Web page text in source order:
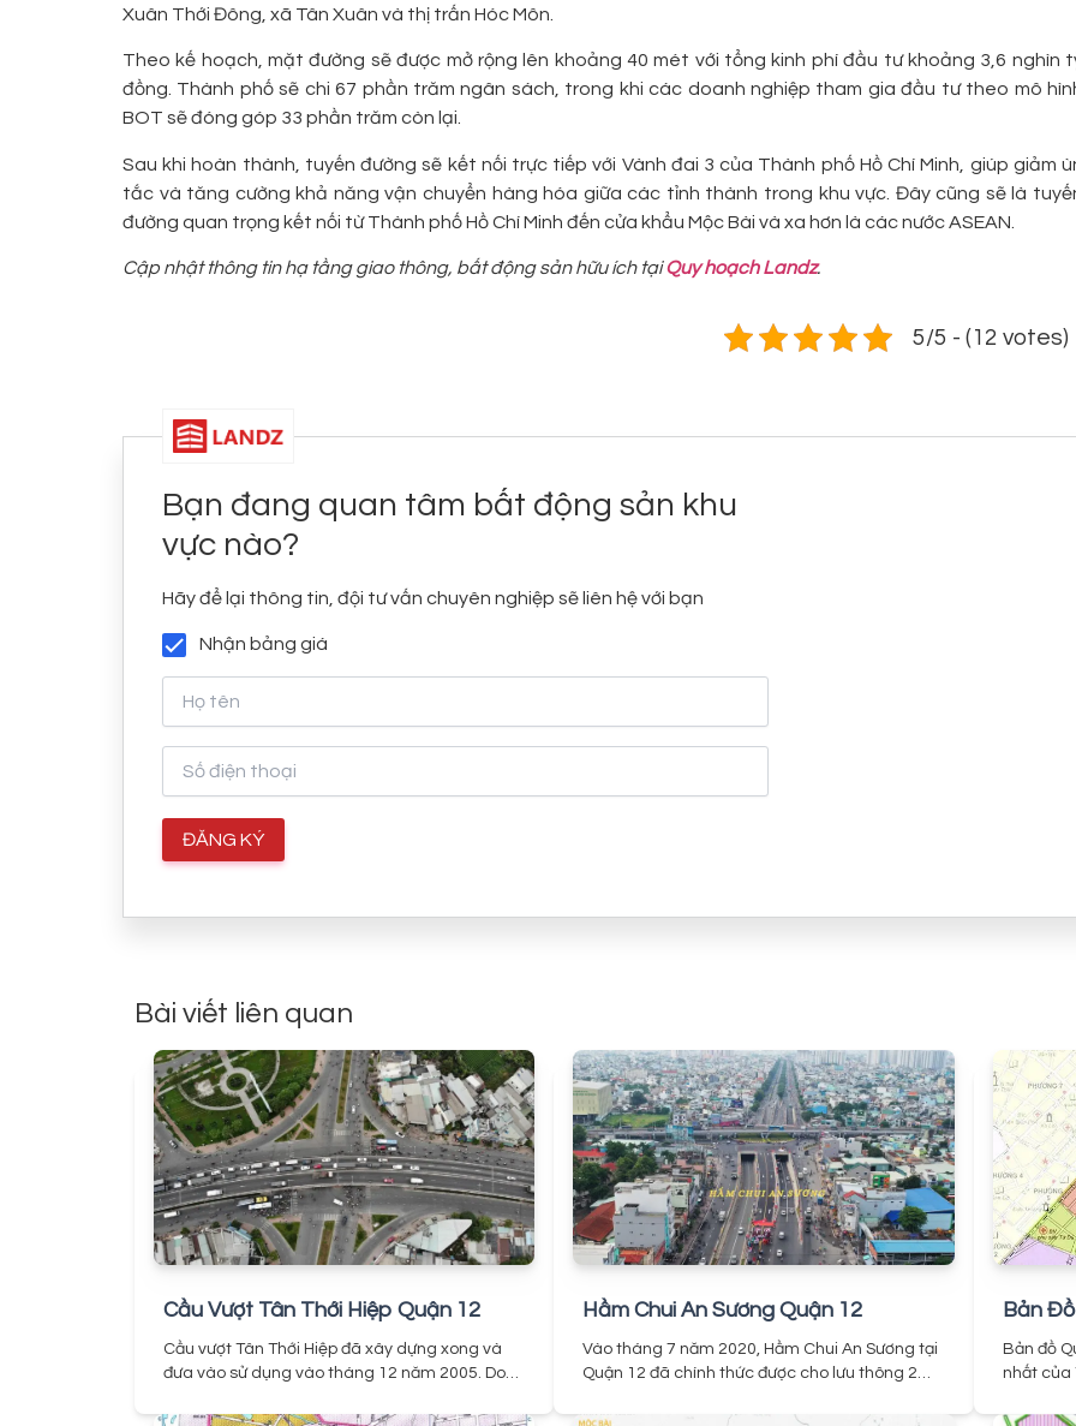
Xuân Thới Đông, xã Tân Xuân và thị trấn Hóc Môn.
Theo kế hoạch, mặt đường sẽ được mở rộng lên khoảng 40 mét với tổng kinh phí đầu tư khoảng 3,6 nghìn
đồng. Thành phố sẽ chi 67 phần trăm ngân sách, trong khi các doanh nghiệp tham gia đầu tư theo mô
BOT sẽ đóng góp 33 phần trăm còn lại.
Sau khi hoàn thành, tuyến đường sẽ kết nối trực tiếp với Vành đai 3 của Thành phố Hồ Chí Minh, giúp giảm
tắc và tăng cường khả năng vận chuyển hàng hóa giữa các tỉnh thành trong khu vực. Đây cũng sẽ là
đường quan trọng kết nối từ Thành phố Hồ Chí Minh đến cửa khẩu Mộc Bài và xa hơn là các nước ASEAN.
Cập nhật thông tin hạ tầng giao thông, bất động sản hữu ích tạiQuy hoạch Landz.
5/5 - (12 votes)
Bạn đang quan tâm bất động sản khu
vực nào?
Hãy để lại thông tin, đội tư vấn chuyên nghiệp sẽ liên hệ với bạn
Nhận bảng giá
Bài viết liên quan
Cầu Vượt Tân Thới Hiệp Quận 12
Cầu vượt Tân Thới Hiệp đã xây dựng xong và
đưa vào sử dụng vào tháng 12 năm 2005. Do
Thông Vận Tải làm đơn vị chủ đầu tư.Được xem
Hầm Chui An Sương Quận 12
Vào tháng 7 năm 2020, Hầm Chui An Sương tại
Quận 12 đã chính thức được cho lưu thông 2
trọng điểm của thành phố Hồ Chí Minh. Đây là
Bản
Bản đồ
nhất của
và các